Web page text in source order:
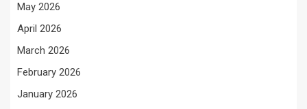
May 2026
April 2026
March 2026
February 2026
January 2026